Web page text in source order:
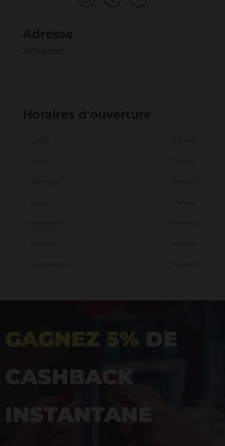
Adresse
Adresse
Horaires d'ouverture
GAGNEZ 5% DE
CASHBACK
INSTANTANÉ